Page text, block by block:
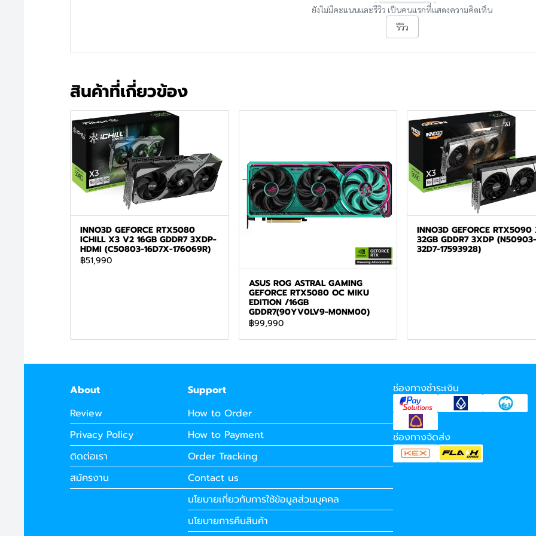
ยังไม่มีคะแนนและรีวิว เป็นคนแรกที่แสดงความคิดเห็น
รีวิว
สินค้าที่เกี่ยวข้อง
INNO3D GEFORCE RTX5080
ICHILL X3 V2 16GB GDDR7 3XDP-
HDMI (C50803-16D7X-176069R)
฿51,990
ASUS ROG ASTRAL GAMING
GEFORCE RTX5080 OC MIKU
EDITION /16GB
GDDR7(90YV0LV9-M0NM00)
฿99,990
INNO3D GEFORCE RTX5090
32GB GDDR7 3XDP (N50903-
32D7-17593928)
About
Review
Privacy Policy
ติดต่อเรา
สมัครงาน
Support
How to Order
How to Payment
Order Tracking
Contact us
นโยบายเกี่ยวกับการใช้ข้อมูลส่วนบุคคล
นโยบายการคืนสินค้า
ช่องทางชำระเงิน
ช่องทางจัดส่ง